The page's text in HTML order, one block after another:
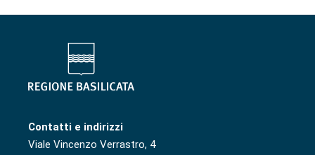
Contatti e indirizzi
Viale Vincenzo Verrastro, 4